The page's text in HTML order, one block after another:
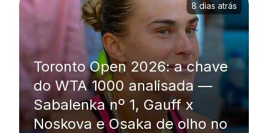
Toronto Open 2026: a chave
do WTA 1000 analisada —
Sabalenka nº 1, Gauff x
Noskova e Osaka de olho no
8 dias atrás